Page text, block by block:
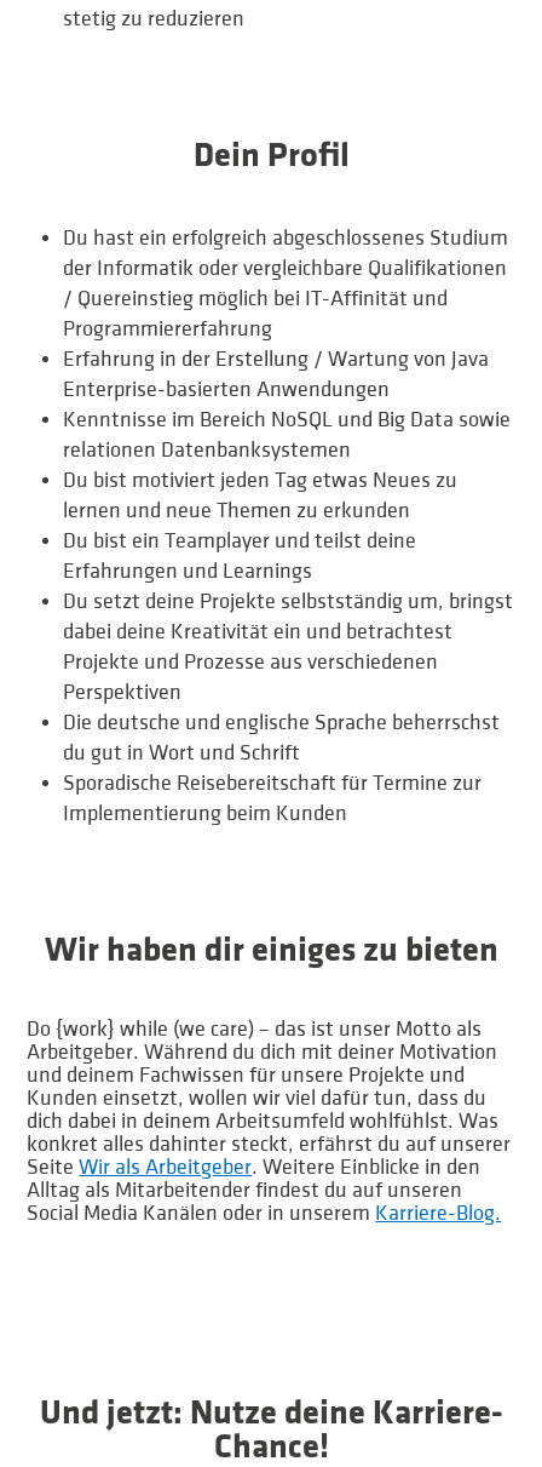
stetig zu reduzieren
Dein Profil
Du hast ein erfolgreich abgeschlossenes Studium
der Informatik oder vergleichbare Qualifikationen
/ Quereinstieg möglich bei IT-Affinität und
Programmiererfahrung
Erfahrung in der Erstellung / Wartung von Java
Enterprise-basierten Anwendungen
Kenntnisse im Bereich NoSQL und Big Data sowie
relationen Datenbanksystemen
Du bist motiviert jeden Tag etwas Neues zu
lernen und neue Themen zu erkunden
Du bist ein Teamplayer und teilst deine
Erfahrungen und Learnings
Du setzt deine Projekte selbstständig um, bringst
dabei deine Kreativität ein und betrachtest
Projekte und Prozesse aus verschiedenen
Perspektiven
Die deutsche und englische Sprache beherrschst
du gut in Wort und Schrift
Sporadische Reisebereitschaft für Termine zur
Implementierung beim Kunden
Wir haben dir einiges zu bieten
Do {work} while (we care) – das ist unser Motto als
Arbeitgeber. Während du dich mit deiner Motivation
und deinem Fachwissen für unsere Projekte und
Kunden einsetzt, wollen wir viel dafür tun, dass du
dich dabei in deinem Arbeitsumfeld wohlfühlst. Was
konkret alles dahinter steckt, erfährst du auf unserer
Seite Wir als Arbeitgeber. Weitere Einblicke in den
Alltag als Mitarbeitender findest du auf unseren
Social Media Kanälen oder in unserem Karriere-Blog.
Und jetzt: Nutze deine Karriere-
Chance!